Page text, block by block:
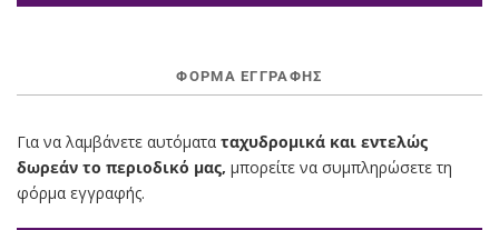
ΦΌΡΜΑ ΕΓΓΡΑΦΉΣ
Για να λαμβάνετε αυτόματα ταχυδρομικά και εντελώς
δωρεάν το περιοδικό μας, μπορείτε να συμπληρώσετε τη
φόρμα εγγραφής.